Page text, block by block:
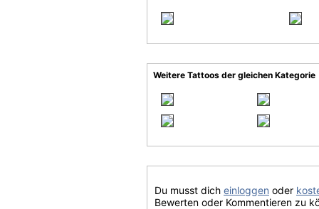
Weitere Tattoos der gleichen Kategorie
Du musst dich einloggen oder
Bewerten oder Kommentieren zu